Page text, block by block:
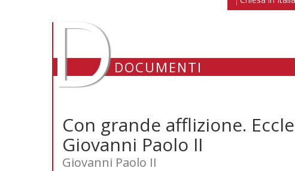
DDOCUMENTI
Con grande afflizione.
Giovanni Paolo II
Giovanni Paolo II